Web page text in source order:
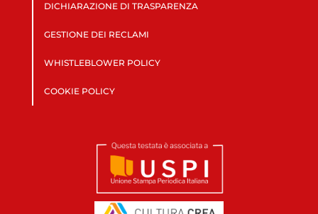
DICHIARAZIONE DI TRASPARENZA
GESTIONE DEI RECLAMI
WHISTLEBLOWER POLICY
COOKIE POLICY